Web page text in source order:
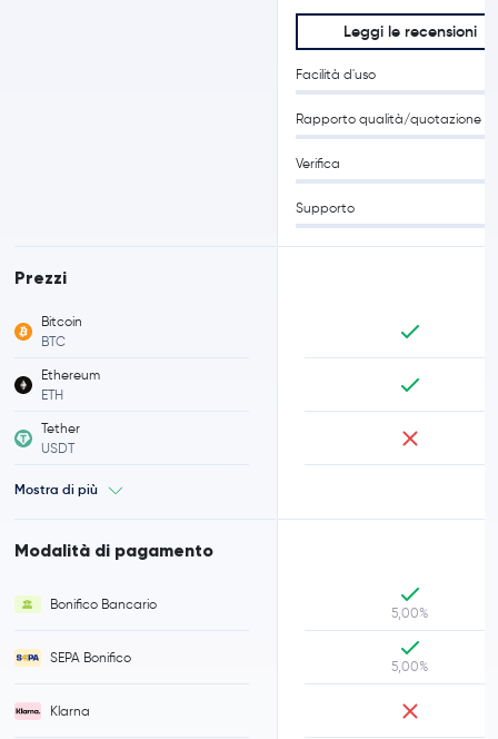
Prezzi
Bitcoin
BTC
Ethereum
ETH
Tether
USDT
Mostra di più
Modalità di pagamento
Bonifico Bancario
SEPA Bonifico
Klarna
Leggi le recensioni
Facilità d'uso
Rapporto qualità/quotazione
Verifica
Supporto
5,00%
5,00%